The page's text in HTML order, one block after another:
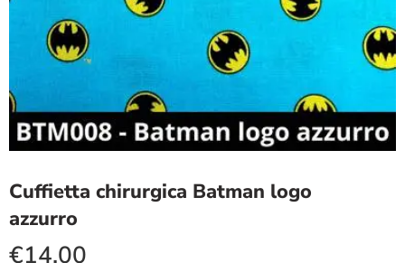
Cuffietta chirurgica Batman logo
azzurro
€14.00